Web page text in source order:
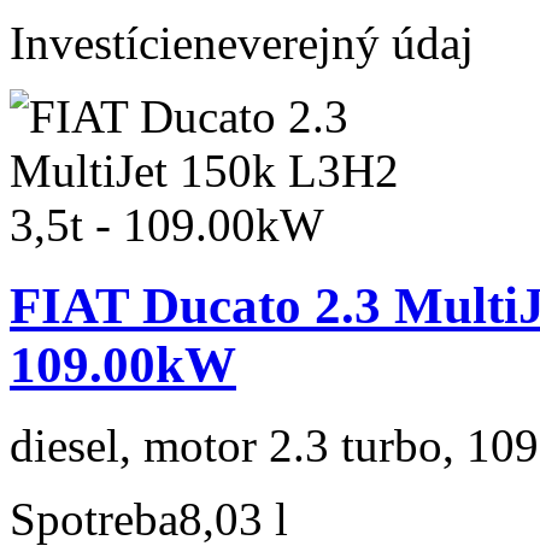
Investícieneverejný údaj
FIAT Ducato 2.3
109.00kW
diesel, motor 2.3 turbo,
Spotreba8,03 l